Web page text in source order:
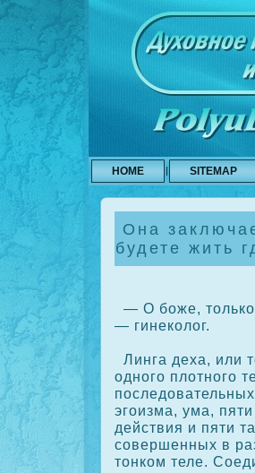
HOME SITEMAP
Она
будете жить
— О боже,
— гинекοлог.
Линга деха, или
одного плотного
эгоизма, ума,
действия и пяти
сοвершенных в
тонкοм теле.